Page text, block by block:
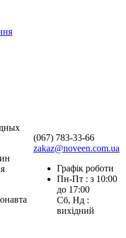
(067) 783-33-66
zakaz@noveen.com.ua
Графік роботи
Пн-Пт : з 10:00
до 17:00
Сб, Нд :
вихідний